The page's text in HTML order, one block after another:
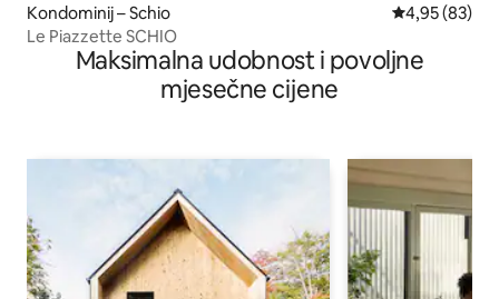
Kondominij – Schio Prosječna
4,95 (83)
Le Piazzette SCHIO
Maksimalna udobnost i povoljne
mjesečne cijene